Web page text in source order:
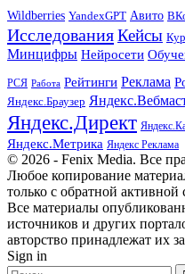
Wildberries YandexGPT Авито
ИсследованияКейсы
Минцифры Нейросети
РСЯ Работа Рейтинги Реклама
Яндекс.Браузер
Яндекс.Директ
Яндекс.Метрика Яндекс Реклама
© 2026 - Fenix Media. Все
Любое копирование
только с обратной активной
Все материалы
источников и других
авторство принадлежат их
Sign in